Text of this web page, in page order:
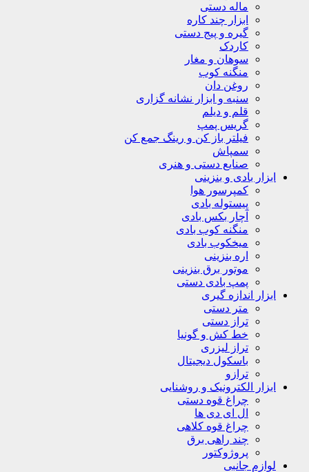
ماله دستی
ابزار چند کاره
گیره و پیج دستی
کاردک
سوهان و مغار
منگنه کوب
روغن دان
سنبه و ابزار نشانه گزاری
قلم و دیلم
گریس پمپ
فیلتر باز کن و رینگ جمع کن
سمپاش
صنایع دستی و هنری
ابزار بادی و بنزینی
کمپرسور هوا
پیستوله بادی
آچار بکس بادی
منگنه کوب بادی
میخکوب بادی
اره بنزینی
موتور برق بنزینی
پمپ بادی دستی
ابزار اندازه گیری
متر دستی
تراز دستی
خط کش و گونیا
تراز لیزری
باسکول دیجیتال
ترازو
ابزار الکترونیک و روشنایی
چراغ قوه دستی
ال ای دی ها
چراغ قوه کلاهی
چند راهی برق
پروژوکتور
لوازم جانبی